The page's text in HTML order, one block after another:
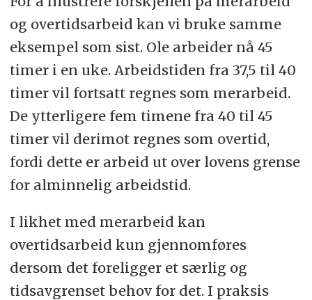
og overtidsarbeid kan vi bruke samme
eksempel som sist. Ole arbeider nå 45
timer i en uke. Arbeidstiden fra 37,5 til 40
timer vil fortsatt regnes som merarbeid.
De ytterligere fem timene fra 40 til 45
timer vil derimot regnes som overtid,
fordi dette er arbeid ut over lovens grense
for alminnelig arbeidstid.
I likhet med merarbeid kan
overtidsarbeid kun gjennomføres
dersom det foreligger et særlig og
tidsavgrenset behov for det. I praksis